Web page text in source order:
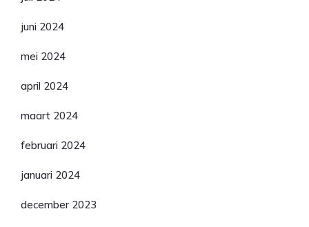
juni 2024
mei 2024
april 2024
maart 2024
februari 2024
januari 2024
december 2023